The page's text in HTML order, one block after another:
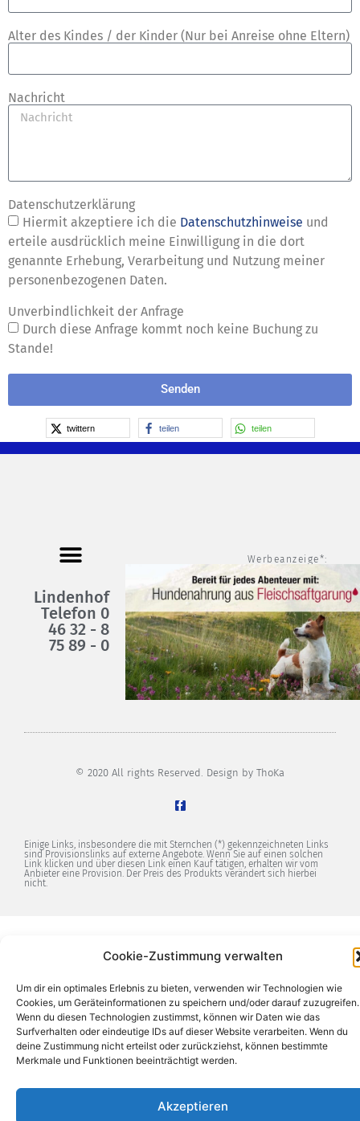
Cookie-Zustimmung verwalten
Um dir ein optimales Erlebnis zu bieten, verwenden wir Technologien wie
Cookies, um Geräteinformationen zu speichern und/oder darauf zuzugreifen.
Wenn du diesen Technologien zustimmst, können wir Daten wie das
Surfverhalten oder eindeutige IDs auf dieser Website verarbeiten. Wenn du
deine Zustimmung nicht erteilst oder zurückziehst, können bestimmte
Merkmale und Funktionen beeinträchtigt werden.
Akzeptieren
Alter des Kindes / der Kinder (Nur bei Anreise ohne Eltern)
Nachricht
Datenschutzerklärung
Hiermit akzeptiere ich die Datenschutzhinweise und
erteile ausdrücklich meine Einwilligung in die dort
genannte Erhebung, Verarbeitung und Nutzung meiner
personenbezogenen Daten.
Unverbindlichkeit der Anfrage
Durch diese Anfrage kommt noch keine Buchung zu
Stande!
Senden
Alternative:
twittern teilen teilen
Lindenhof
Telefon 0
46 32 - 8
75 89 - 0
Werbeanzeige*:
© 2020 All rights Reserved. Design by ThoKa
Einige Links, insbesondere die mit Sternchen (*) gekennzeichneten Links
sind Provisionslinks auf externe Angebote. Wenn Sie auf einen solchen
Link klicken und über diesen Link einen Kauf tätigen, erhalten wir vom
Anbieter eine Provision. Der Preis des Produkts verändert sich hierbei
nicht.